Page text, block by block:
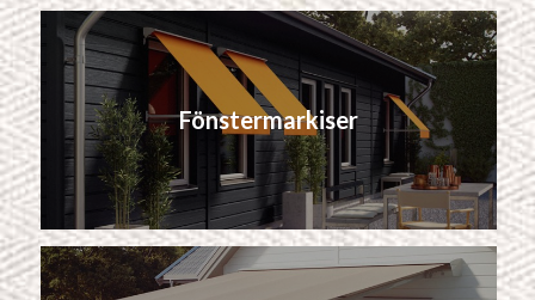
Fönstermarkiser